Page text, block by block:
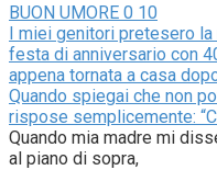
BUON UMORE 0 10
I miei genitori pretesero la
festa di anniversario con
appena tornata a casa
Quando spiegai che non
rispose semplicemente:
Quando mia madre mi
al piano di sopra,